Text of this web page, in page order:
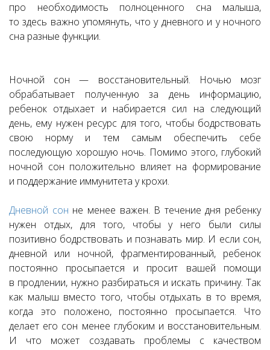
про необходимость полноценного сна малыша,
то здесь важно упомянуть, что у дневного и у ночного
сна разные функции.
Ночной сон — восстановительный. Ночью мозг
обрабатывает полученную за день информацию,
ребенок отдыхает и набирается сил на следующий
день, ему нужен ресурс для того, чтобы бодрствовать
свою норму и тем самым обеспечить себе
последующую хорошую ночь. Помимо этого, глубокий
ночной сон положительно влияет на формирование
и поддержание иммунитета у крохи.
Дневной сон не менее важен. В течение дня ребенку
нужен отдых, для того, чтобы у него были силы
позитивно бодрствовать и познавать мир. И если сон,
дневной или ночной, фрагментированный, ребенок
постоянно просыпается и просит вашей помощи
в продлении, нужно разбираться и искать причину. Так
как малыш вместо того, чтобы отдыхать в то время,
когда это положено, постоянно просыпается. Что
делает его сон менее глубоким и восстановительным.
И что может создавать проблемы с качеством